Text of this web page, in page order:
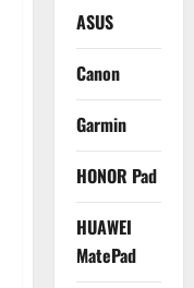
ASUS
Canon
Garmin
HONOR Pad
HUAWEI
MatePad